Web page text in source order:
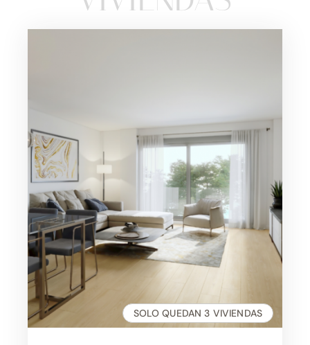
te espera
SOLO QUEDAN 3 VIVIENDAS